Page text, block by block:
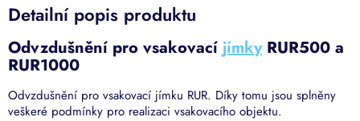
Detailní popis produktu
Odvzdušnění pro vsakovací jímkyRUR500 a
RUR1000
Odvzdušnění pro vsakovací jímku RUR. Díky tomu jsou splněny
veškeré podmínky pro realizaci vsakovacího objektu.